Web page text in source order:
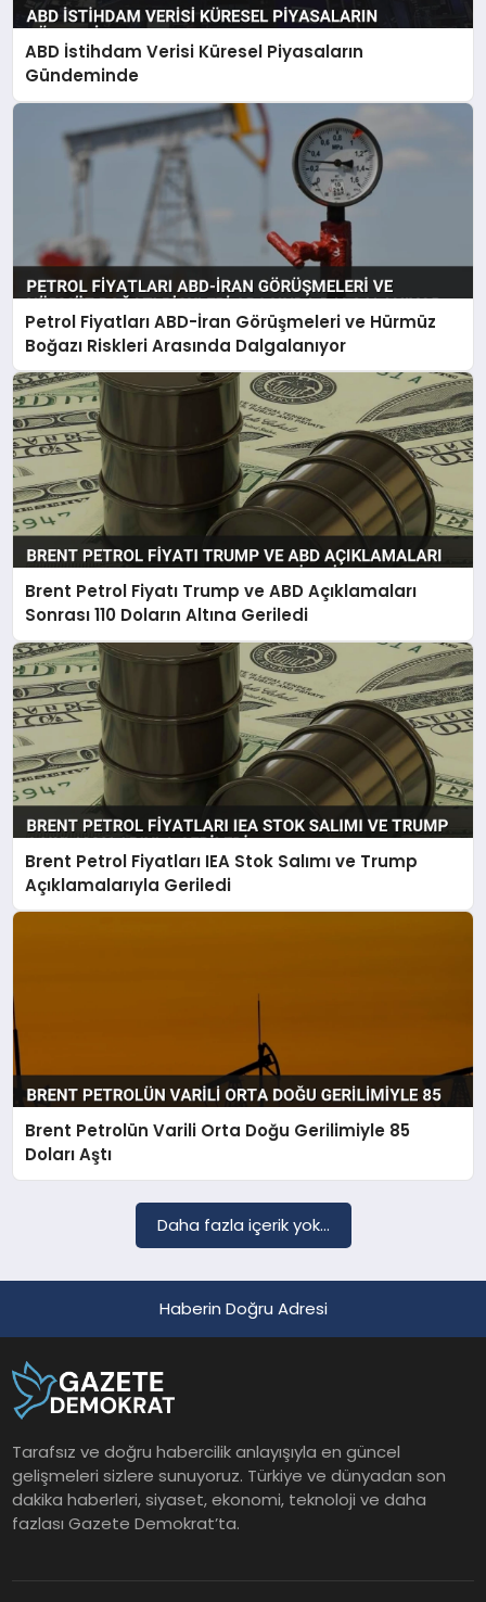
ABD İstihdam Verisi Küresel Piyasaların
Gündeminde
Petrol Fiyatları ABD-İran Görüşmeleri ve Hürmüz
Boğazı Riskleri Arasında Dalgalanıyor
Brent Petrol Fiyatı Trump ve ABD Açıklamaları
Sonrası 110 Doların Altına Geriledi
Brent Petrol Fiyatları IEA Stok Salımı ve Trump
Açıklamalarıyla Geriledi
Brent Petrolün Varili Orta Doğu Gerilimiyle 85
Doları Aştı
Daha fazla içerik yok...
Haberin Doğru Adresi
Tarafsız ve doğru habercilik anlayışıyla en güncel
gelişmeleri sizlere sunuyoruz. Türkiye ve dünyadan son
dakika haberleri, siyaset, ekonomi, teknoloji ve daha
fazlası Gazete Demokrat’ta.